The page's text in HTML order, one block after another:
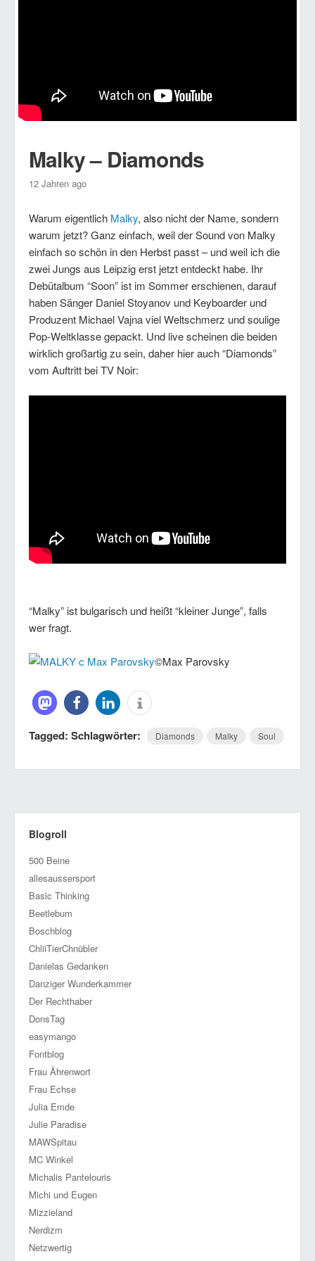
Malky – Diamonds
12 Jahren ago
Warum eigentlich Malky, also nicht der Name, sondern
warum jetzt? Ganz einfach, weil der Sound von Malky
einfach so schön in den Herbst passt – und weil ich die
zwei Jungs aus Leipzig erst jetzt entdeckt habe. Ihr
Debütalbum “Soon” ist im Sommer erschienen, darauf
haben Sänger Daniel Stoyanov und Keyboarder und
Produzent Michael Vajna viel Weltschmerz und soulige
Pop-Weltklasse gepackt. Und live scheinen die beiden
wirklich großartig zu sein, daher hier auch “Diamonds”
vom Auftritt bei TV Noir:
“Malky” ist bulgarisch und heißt “kleiner Junge”, falls
wer fragt.
©Max Parovsky
Tagged: Schlagwörter: Diamonds Malky Soul
Blogroll
500 Beine
allesaussersport
Basic Thinking
Beetlebum
Boschblog
ChliiTierChnübler
Danielas Gedanken
Danziger Wunderkammer
Der Rechthaber
DonsTag
easymango
Fontblog
Frau Ährenwort
Frau Echse
Julia Emde
Julie Paradise
MAWSpitau
MC Winkel
Michalis Pantelouris
Michi und Eugen
Mizzieland
Nerdizm
Netzwertig